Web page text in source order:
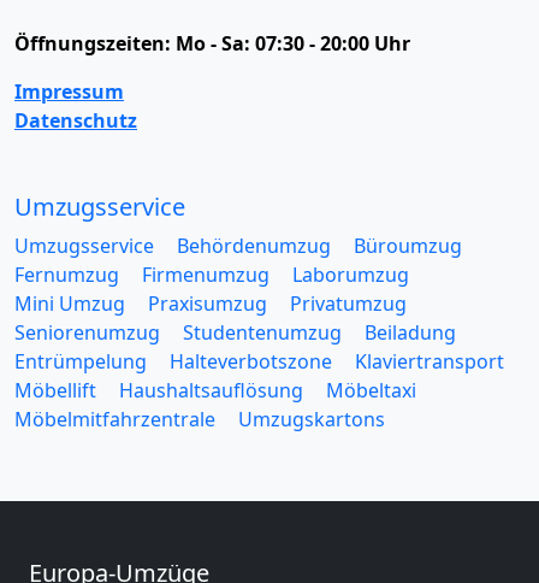
Öffnungszeiten: Mo - Sa: 07:30 - 20:00 Uhr
Impressum
Datenschutz
Umzugsservice
Umzugsservice Behördenumzug
Büroumzug
Fernumzug
Firmenumzug
Laborumzug
Mini Umzug
Praxisumzug
Privatumzug
Seniorenumzug
Studentenumzug
Beiladung
Entrümpelung
Halteverbotszone
Klaviertransport
Möbellift
Haushaltsauflösung
Möbeltaxi
Möbelmitfahrzentrale
Umzugskartons
Europa-Umzüge